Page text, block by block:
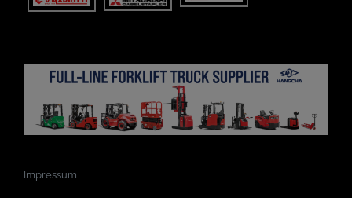
Impressum